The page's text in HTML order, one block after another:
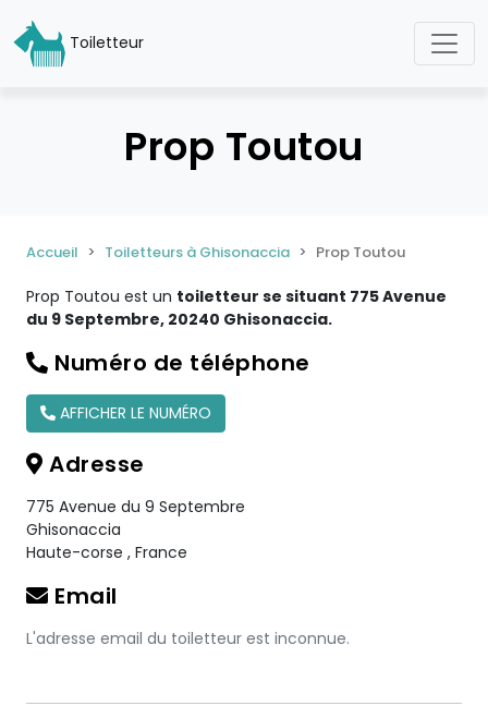
Toiletteur
Prop Toutou
Accueil Toiletteurs à Ghisonaccia Prop Toutou
Prop Toutou est un toiletteur se situant 775 Avenue
du 9 Septembre, 20240 Ghisonaccia.
Numéro de téléphone
AFFICHER LE NUMÉRO
Adresse
775 Avenue du 9 Septembre
Ghisonaccia
Haute-corse , France
Email
L'adresse email du toiletteur est inconnue.